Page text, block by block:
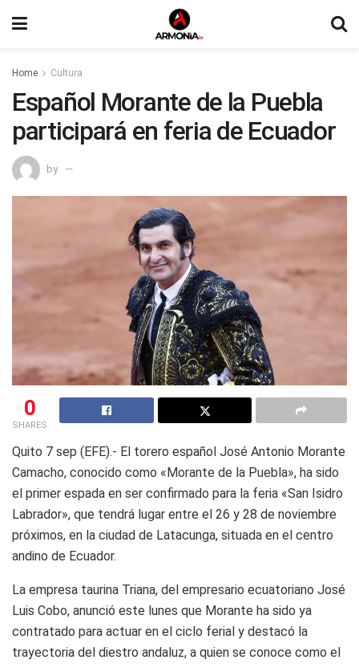
Home Cultura
Español Morante de la Puebla
participará en feria de Ecuador
by
0
SHARES
Quito 7 sep (EFE).- El torero español José Antonio Morante
Camacho, conocido como «Morante de la Puebla», ha sido
el primer espada en ser confirmado para la feria «San Isidro
Labrador», que tendrá lugar entre el 26 y 28 de noviembre
próximos, en la ciudad de Latacunga, situada en el centro
andino de Ecuador.
La empresa taurina Triana, del empresario ecuatoriano José
Luis Cobo, anunció este lunes que Morante ha sido ya
contratado para actuar en el ciclo ferial y destacó la
trayectoria del diestro andaluz, a quien se conoce como el